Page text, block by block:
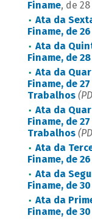
Finame, de
Ata da
Finame, de
Ata da
Finame, de
Ata da
Finame, de
Trabalhos
Ata da
Finame, de
Trabalhos
Ata da
Finame, de
Ata da
Finame, de
Ata da
Finame, de